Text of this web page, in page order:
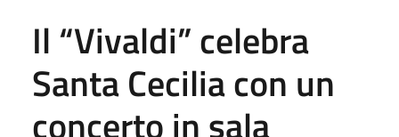
Il “Vivaldi” celebra
Santa Cecilia con un
concerto in sala